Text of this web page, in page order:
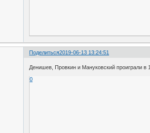
Поделиться2019-06-13 13:24:51
Денишев, Провкин и Мануковский проиграли в
0